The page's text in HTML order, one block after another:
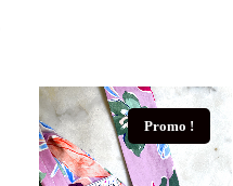
Promo !